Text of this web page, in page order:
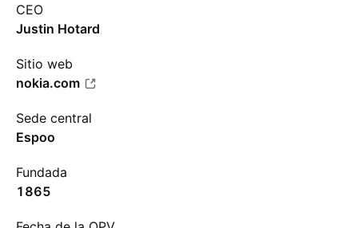
CEO
Justin Hotard
Sitio web
nokia.com
Sede central
Espoo
Fundada
1865